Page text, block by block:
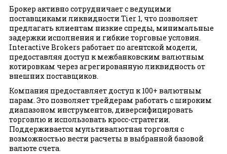
Брокер активно сотрудничает с ведущими
поставщиками ликвидности Tier 1, что позволяет
предлагать клиентам низкие спреды, минимальные
задержки исполнения и гибкие торговые условия.
Interactive Brokers работает по агентской модели,
предоставляя доступ к межбанковским валютным
котировкам через агрегированную ликвидность от
внешних поставщиков.
Компания предоставляет доступ к 100+ валютным
парам. Это позволяет трейдерам работать с широким
диапазоном инструментов, диверсифицировать
торговлю и использовать кросс-стратегии.
Поддерживается мультивалютная торговля с
возможностью вести расчеты в выбранной базовой
валюте счета.